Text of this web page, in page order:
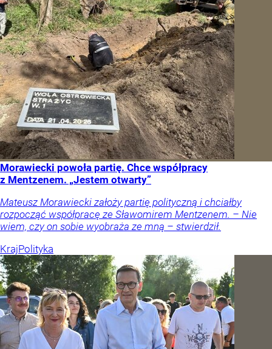
Morawiecki powoła partię. Chce współpracy
z Mentzenem. „Jestem otwarty”
Mateusz Morawiecki założy partię polityczną i chciałby
rozpocząć współpracę ze Sławomirem Mentzenem. – Nie
wiem, czy on sobie wyobraża ze mną – stwierdził.
KrajPolityka